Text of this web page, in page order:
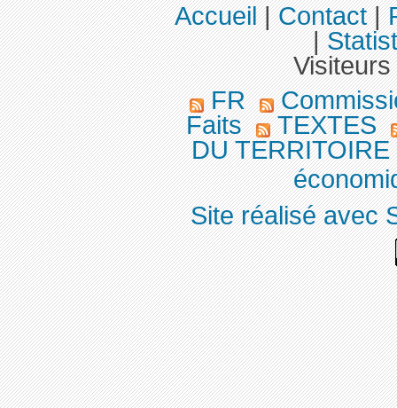
Accueil|Contact|
|
FR
Faits
TEXTES
DU TERRITOIRE
Site réalisé avec